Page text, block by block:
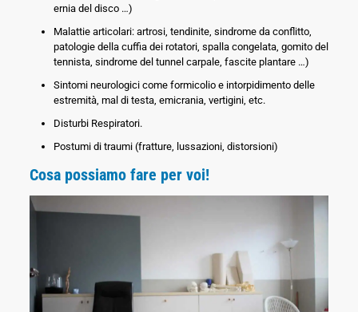
ernia del disco …)
Malattie articolari: artrosi, tendinite, sindrome da conflitto,
patologie della cuffia dei rotatori, spalla congelata, gomito del
tennista, sindrome del tunnel carpale, fascite plantare …)
Sintomi neurologici come formicolio e intorpidimento delle
estremità, mal di testa, emicrania, vertigini, etc.
Disturbi Respiratori.
Postumi di traumi (fratture, lussazioni, distorsioni)
Cosa possiamo fare per voi!